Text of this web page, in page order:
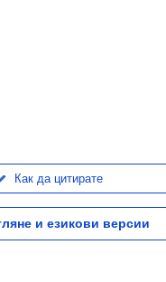
Как да цитирате
и езикови версии